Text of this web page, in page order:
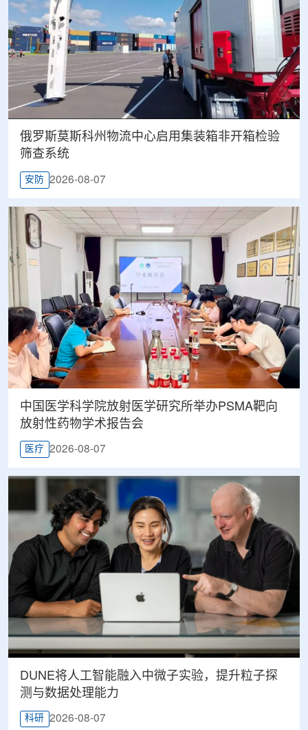
俄罗斯莫斯科州物流中心启用集装箱非开箱检验
筛查系统
安防 2026-08-07
中国医学科学院放射医学研究所举办PSMA靶向
放射性药物学术报告会
医疗 2026-08-07
DUNE将人工智能融入中微子实验，提升粒子探
测与数据处理能力
科研 2026-08-07